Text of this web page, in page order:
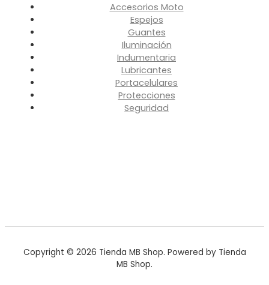
Accesorios Moto
Espejos
Guantes
Iluminación
Indumentaria
Lubricantes
Portacelulares
Protecciones
Seguridad
Copyright © 2026 Tienda MB Shop. Powered by Tienda
MB Shop.